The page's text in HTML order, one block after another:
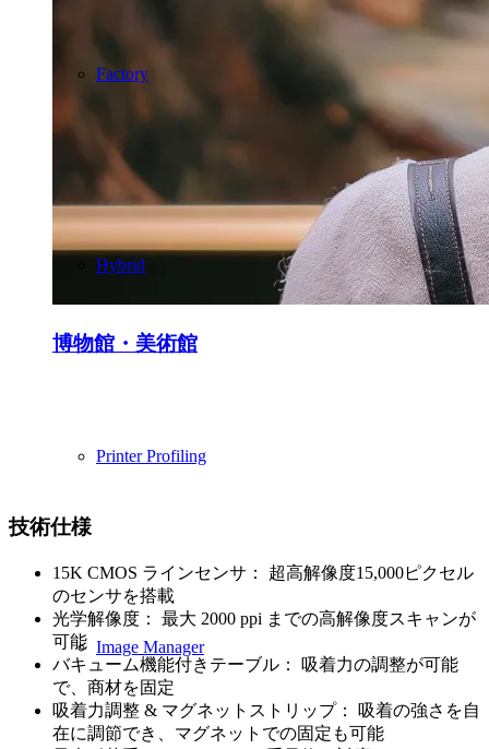
Factory
Hybrid
Printer Profiling
Image Manager
博物館・美術館
様な課題を伴います。 CRUSEは個々の条件に適
技術仕様
15K CMOS ラインセンサ： 超高解像度15,000ピクセル
のセンサを搭載
光学解像度： 最大 2000 ppi までの高解像度スキャンが
可能
バキューム機能付きテーブル： 吸着力の調整が可能
で、商材を固定
吸着力調整 & マグネットストリップ： 吸着の強さを自
在に調節でき、マグネットでの固定も可能